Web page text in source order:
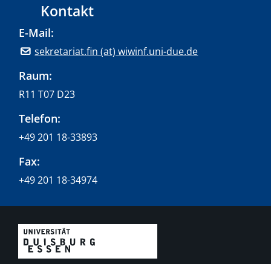
Kontakt
E-Mail:
sekretariat.fin (at) wiwinf.uni-due.de
Raum:
R11 T07 D23
Telefon:
+49 201 18-33893
Fax:
+49 201 18-34974